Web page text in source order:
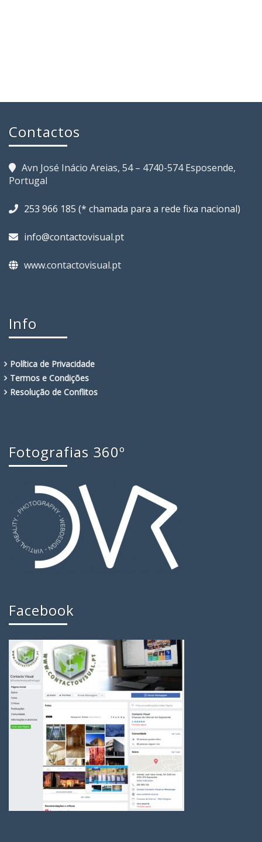
Contactos
Avn José Inácio Areias, 54 – 4740-574 Esposende,
Portugal
253 966 185 (* chamada para a rede fixa nacional)
info@contactovisual.pt
www.contactovisual.pt
Info
Política de Privacidade
Termos e Condições
Resolução de Conflitos
Fotografias 360º
Facebook